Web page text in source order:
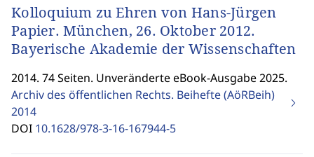
Kolloquium zu Ehren von Hans-Jürgen
Papier. München, 26. Oktober 2012.
Bayerische Akademie der Wissenschaften
2014. 74 Seiten. Unveränderte eBook-Ausgabe 2025.
Archiv des öffentlichen Rechts. Beihefte (AöRBeih)
2014
DOI 10.1628/978-3-16-167944-5